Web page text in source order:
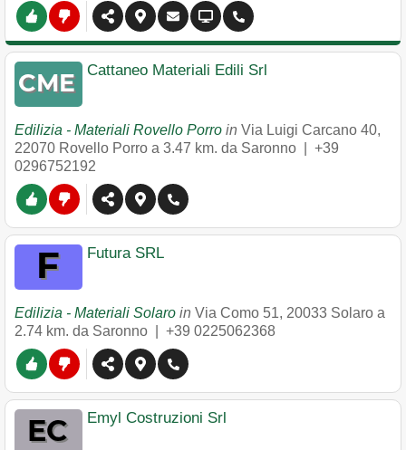
Cattaneo Materiali Edili Srl
Edilizia - Materiali Rovello Porro in Via Luigi Carcano 40,
22070 Rovello Porro a 3.47 km. da Saronno | +39
0296752192
Futura SRL
Edilizia - Materiali Solaro in Via Como 51, 20033 Solaro a
2.74 km. da Saronno | +39 0225062368
Emyl Costruzioni Srl